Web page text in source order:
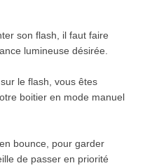
son flash, il faut faire
lumineuse désirée.
le flash, vous êtes
boitier en mode manuel
bounce, pour garder
de passer en priorité